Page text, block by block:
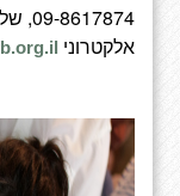
אלקטרוני